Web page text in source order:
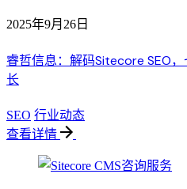
2025年9月26日
睿哲信息：解码Sitecore SEO
长
SEO 行业动态
查看详情